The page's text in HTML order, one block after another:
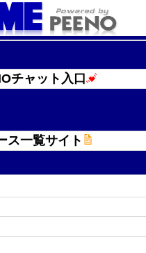
チャット入口
ス一覧サイト